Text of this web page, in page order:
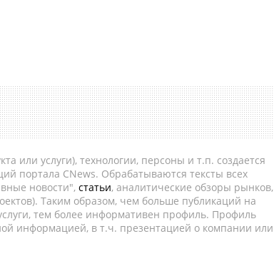
или услуги), технологии, персоны и т.п. создается
портала CNews. Обрабатываются тексты всех
новости", статьи, аналитические обзоры рынков,
Таким образом, чем больше публикаций на
тем более информативен профиль. Профиль
информацией, в т.ч. презентацией о компании или